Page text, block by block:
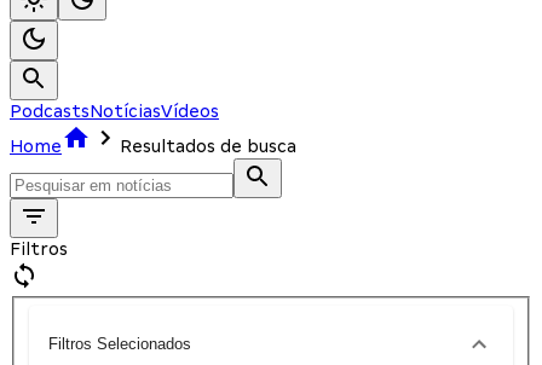
PodcastsNotíciasVídeos
Home
Resultados de busca
Filtros
Filtros Selecionados